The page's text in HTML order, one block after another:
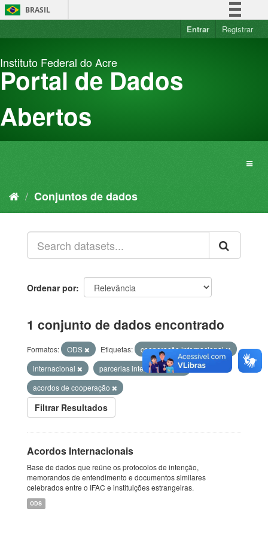
Pular
para
BRASIL
Simplifique!
Acesso à informação
Entrar Registrar
Instituto Federal do Acre
Portal de Dados
Abertos
Conjuntos de dados
Ordenar por
1 conjunto de dados encontrado
Formatos: ODS Etiquetas:
cooperação internacional
internacional
parcerias internacionais
acordos de cooperação
Filtrar Resultados
Acordos Internacionais
Base de dados que reúne os protocolos de intenção,
memorandos de entendimento e documentos similares
celebrados entre o IFAC e instituições estrangeiras.
ODS